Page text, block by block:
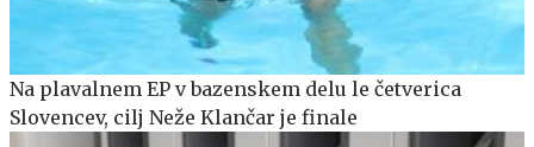
Na plavalnem EP v bazenskem delu le četverica
Slovencev, cilj Neže Klančar je finale